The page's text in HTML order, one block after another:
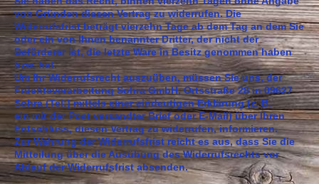
von Gründen diesen Vertrag zu widerrufen. Die
Widerrufsfrist beträgt vierzehn Tage ab dem Tag an dem Sie
oder ein von Ihnen benannter Dritter, der nicht der
Beförderer ist, die letzte Ware in Besitz genommen haben
bzw. hat.
Um Ihr Widerrufsrecht auszuüben, müssen Sie uns, der
Früchteverarbeitung Sohra GmbH, Ortsstraße 28 in 09627
Sohra (Tel:) mittels einer eindeutigen Erklärung (z. B.
ein mit der Post versandter Brief oder E-Mail) über Ihren
Entschluss, diesen Vertrag zu widerrufen, informieren.
Zur Wahrung der Widerrufsfrist reicht es aus, dass Sie die
Mitteilung über die Ausübung des Widerrufsrechts vor
Ablauf der Widerrufsfrist absenden.